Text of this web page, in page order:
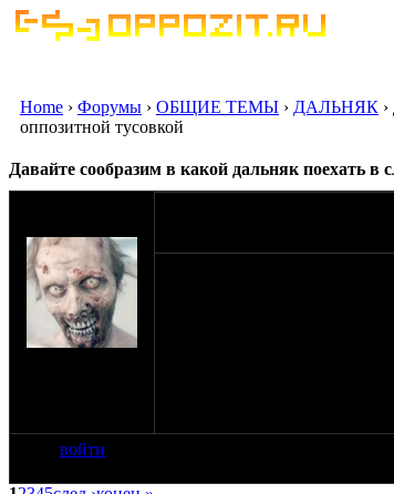
Home › Форумы › ОБЩИЕ ТЕМЫ › ДАЛЬНЯК
оппозитной тусовкой
Давайте сообразим в какой дальняк поехать в
войти